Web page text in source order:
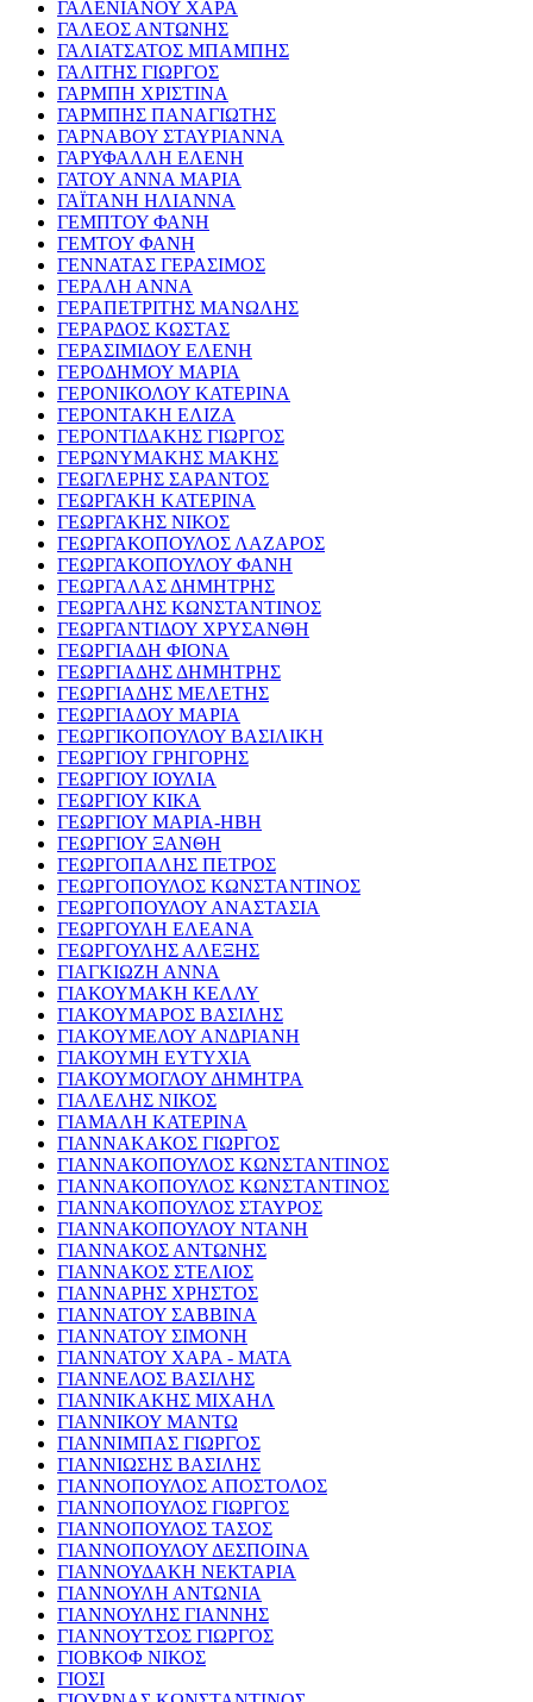
ΓΑΛΕΝΙΑΝΟΥ ΧΑΡΑ
ΓΑΛΕΟΣ ΑΝΤΩΝΗΣ
ΓΑΛΙΑΤΣΑΤΟΣ ΜΠΑΜΠΗΣ
ΓΑΛΙΤΗΣ ΓΙΩΡΓΟΣ
ΓΑΡΜΠΗ ΧΡΙΣΤΙΝΑ
ΓΑΡΜΠΗΣ ΠΑΝΑΓΙΩΤΗΣ
ΓΑΡΝΑΒΟΥ ΣΤΑΥΡΙΑΝΝΑ
ΓΑΡΥΦΑΛΛΗ ΕΛΕΝΗ
ΓΑΤΟΥ ΑΝΝΑ ΜΑΡΙΑ
ΓΑΪΤΑΝΗ ΗΛΙΑΝΝΑ
ΓΕΜΠΤΟΥ ΦΑΝΗ
ΓΕΜΤΟΥ ΦΑΝΗ
ΓΕΝΝΑΤΑΣ ΓΕΡΑΣΙΜΟΣ
ΓΕΡΑΛΗ ΑΝΝΑ
ΓΕΡΑΠΕΤΡΙΤΗΣ ΜΑΝΩΛΗΣ
ΓΕΡΑΡΔΟΣ ΚΩΣΤΑΣ
ΓΕΡΑΣΙΜΙΔΟΥ ΕΛΕΝΗ
ΓΕΡΟΔΗΜΟΥ ΜΑΡΙΑ
ΓΕΡΟΝΙΚΟΛΟΥ ΚΑΤΕΡΙΝΑ
ΓΕΡΟΝΤΑΚΗ ΕΛΙΖΑ
ΓΕΡΟΝΤΙΔΑΚΗΣ ΓΙΩΡΓΟΣ
ΓΕΡΩΝΥΜΑΚΗΣ ΜΑΚΗΣ
ΓΕΩΓΛΕΡΗΣ ΣΑΡΑΝΤΟΣ
ΓΕΩΡΓΑΚΗ ΚΑΤΕΡΙΝΑ
ΓΕΩΡΓΑΚΗΣ ΝΙΚΟΣ
ΓΕΩΡΓΑΚΟΠΟΥΛΟΣ ΛΑΖΑΡΟΣ
ΓΕΩΡΓΑΚΟΠΟΥΛΟΥ ΦΑΝΗ
ΓΕΩΡΓΑΛΑΣ ΔΗΜΗΤΡΗΣ
ΓΕΩΡΓΑΛΗΣ ΚΩΝΣΤΑΝΤΙΝΟΣ
ΓΕΩΡΓΑΝΤΙΔΟΥ ΧΡΥΣΑΝΘΗ
ΓΕΩΡΓΙΑΔΗ ΦΙΟΝΑ
ΓΕΩΡΓΙΑΔΗΣ ΔΗΜΗΤΡΗΣ
ΓΕΩΡΓΙΑΔΗΣ ΜΕΛΕΤΗΣ
ΓΕΩΡΓΙΑΔΟΥ ΜΑΡΙΑ
ΓΕΩΡΓΙΚΟΠΟΥΛΟΥ ΒΑΣΙΛΙΚΗ
ΓΕΩΡΓΙΟΥ ΓΡΗΓΟΡΗΣ
ΓΕΩΡΓΙΟΥ ΙΟΥΛΙΑ
ΓΕΩΡΓΙΟΥ ΚΙΚΑ
ΓΕΩΡΓΙΟΥ ΜΑΡΙΑ-ΗΒΗ
ΓΕΩΡΓΙΟΥ ΞΑΝΘΗ
ΓΕΩΡΓΟΠΑΛΗΣ ΠΕΤΡΟΣ
ΓΕΩΡΓΟΠΟΥΛΟΣ ΚΩΝΣΤΑΝΤΙΝΟΣ
ΓΕΩΡΓΟΠΟΥΛΟΥ ΑΝΑΣΤΑΣΙΑ
ΓΕΩΡΓΟΥΛΗ ΕΛΕΑΝΑ
ΓΕΩΡΓΟΥΛΗΣ ΑΛΕΞΗΣ
ΓΙΑΓΚΙΩΖΗ ΑΝΝΑ
ΓΙΑΚΟΥΜΑΚΗ ΚΕΛΛΥ
ΓΙΑΚΟΥΜΑΡΟΣ ΒΑΣΙΛΗΣ
ΓΙΑΚΟΥΜΕΛΟΥ ΑΝΔΡΙΑΝΗ
ΓΙΑΚΟΥΜΗ ΕΥΤΥΧΙΑ
ΓΙΑΚΟΥΜΟΓΛΟΥ ΔΗΜΗΤΡΑ
ΓΙΑΛΕΛΗΣ ΝΙΚΟΣ
ΓΙΑΜΑΛΗ ΚΑΤΕΡΙΝΑ
ΓΙΑΝΝΑΚΑΚΟΣ ΓΙΩΡΓΟΣ
ΓΙΑΝΝΑΚΟΠΟΥΛΟΣ ΚΩΝΣΤΑΝΤΙΝΟΣ
ΓΙΑΝΝΑΚΟΠΟΥΛΟΣ ΚΩΝΣΤΑΝΤΙΝΟΣ
ΓΙΑΝΝΑΚΟΠΟΥΛΟΣ ΣΤΑΥΡΟΣ
ΓΙΑΝΝΑΚΟΠΟΥΛΟΥ ΝΤΑΝΗ
ΓΙΑΝΝΑΚΟΣ ΑΝΤΩΝΗΣ
ΓΙΑΝΝΑΚΟΣ ΣΤΕΛΙΟΣ
ΓΙΑΝΝΑΡΗΣ ΧΡΗΣΤΟΣ
ΓΙΑΝΝΑΤΟΥ ΣΑΒΒΙΝΑ
ΓΙΑΝΝΑΤΟΥ ΣΙΜΟΝΗ
ΓΙΑΝΝΑΤΟΥ ΧΑΡΑ - ΜΑΤΑ
ΓΙΑΝΝΕΛΟΣ ΒΑΣΙΛΗΣ
ΓΙΑΝΝΙΚΑΚΗΣ ΜΙΧΑΗΛ
ΓΙΑΝΝΙΚΟΥ ΜΑΝΤΩ
ΓΙΑΝΝΙΜΠΑΣ ΓΙΩΡΓΟΣ
ΓΙΑΝΝΙΩΣΗΣ ΒΑΣΙΛΗΣ
ΓΙΑΝΝΟΠΟΥΛΟΣ ΑΠΟΣΤΟΛΟΣ
ΓΙΑΝΝΟΠΟΥΛΟΣ ΓΙΩΡΓΟΣ
ΓΙΑΝΝΟΠΟΥΛΟΣ ΤΑΣΟΣ
ΓΙΑΝΝΟΠΟΥΛΟΥ ΔΕΣΠΟΙΝΑ
ΓΙΑΝΝΟΥΔΑΚΗ ΝΕΚΤΑΡΙΑ
ΓΙΑΝΝΟΥΛΗ ΑΝΤΩΝΙΑ
ΓΙΑΝΝΟΥΛΗΣ ΓΙΑΝΝΗΣ
ΓΙΑΝΝΟΥΤΣΟΣ ΓΙΩΡΓΟΣ
ΓΙΟΒΚΟΦ ΝΙΚΟΣ
ΓΙΟΣΙ